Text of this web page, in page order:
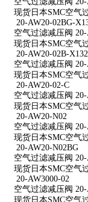
现货日本SMC空气
20-AW20-02BG-
空气过滤减压阀
现货日本SMC空气
20-AW20-02B-X132
空气过滤减压阀
现货日本SMC空气
20-AW20-02-C
空气过滤减压阀 20-
现货日本SMC空气
20-AW20-N02
空气过滤减压阀
现货日本SMC空气
20-AW20-N02BG
空气过滤减压阀
现货日本SMC空气
20-AW3000-02
空气过滤减压阀 20-
现货日本SMC空气